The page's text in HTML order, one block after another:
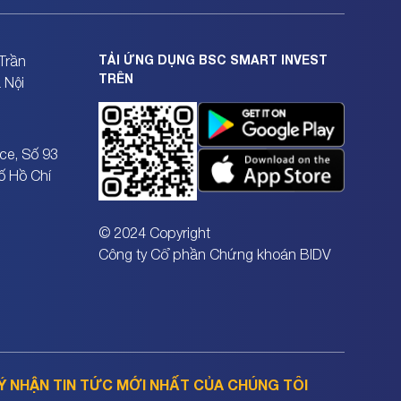
Số 93
Hồ Chí
TẢI ỨNG DỤNG BSC SMART INVEST
TRÊN
© 2024 Copyright
Công ty Cổ phần Chứng khoán BIDV
NHẬN TIN TỨC MỚI NHẤT CỦA CHÚNG TÔI